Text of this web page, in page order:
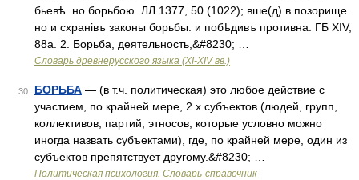
бьевѣ. но борьбою. ЛЛ 1377, 50 (1022); вше(д) в позорище.
но и схранiвъ законы борьбы. и побѣдивъ противна. ГБ XIV,
88а. 2. Борьба, деятельность,&#8230; …
Словарь древнерусского языка (XI-XIV вв.)
30 БОРЬБА — (в т.ч. политическая) это любое действие с
участием, по крайней мере, 2 х субъектов (людей, групп,
коллективов, партий, этносов, которые условно можно
иногда назвать субъектами), где, по крайней мере, один из
субъектов препятствует другому.&#8230; …
Политическая психология. Словарь-справочник